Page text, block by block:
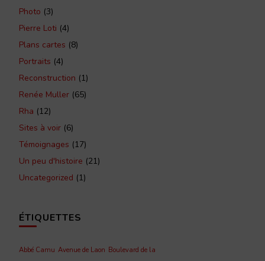
Photo (3)
Pierre Loti (4)
Plans cartes (8)
Portraits (4)
Reconstruction (1)
Renée Muller (65)
Rha (12)
Sites à voir (6)
Témoignages (17)
Un peu d'histoire (21)
Uncategorized (1)
ÉTIQUETTES
Abbé Camu Avenue de Laon Boulevard de la